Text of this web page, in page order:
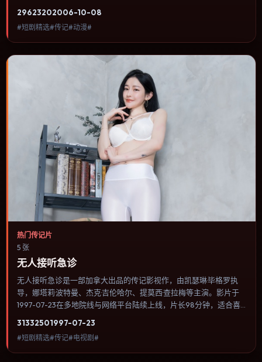
焦人物选择与情节推进，节奏与视听语言统一，可作为休闲观影或类
型片补片的选择。
29623202006-10-08
#短剧精选#传记#动漫#
热门传记片
5 张
无人接听急诊
无人接听急诊是一部加拿大出品的传记影视作，由凯瑟琳·毕格罗执
导，娜塔莉·波特曼、杰克·吉伦哈尔、提莫西·查拉梅等主演。影片于
1997-07-23在多地院线与网络平台陆续上线，片长98分钟，适合喜
物选择与情节推进，节奏与视听语言统一，可作为休闲观影或类型片
补片的选择。
31332501997-07-23
#短剧精选#传记#电视剧#